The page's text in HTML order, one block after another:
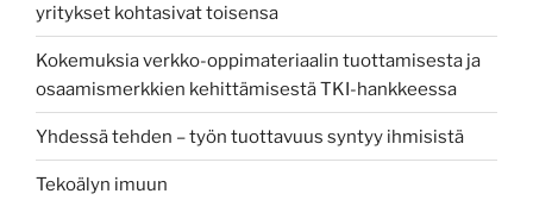
yritykset kohtasivat toisensa
Kokemuksia verkko-oppimateriaalin tuottamisesta ja
osaamismerkkien kehittämisestä TKI-hankkeessa
Yhdessä tehden – työn tuottavuus syntyy ihmisistä
Tekoälyn imuun